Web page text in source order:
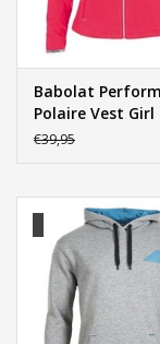
Babolat
Polaire Vest Girl
€39,95